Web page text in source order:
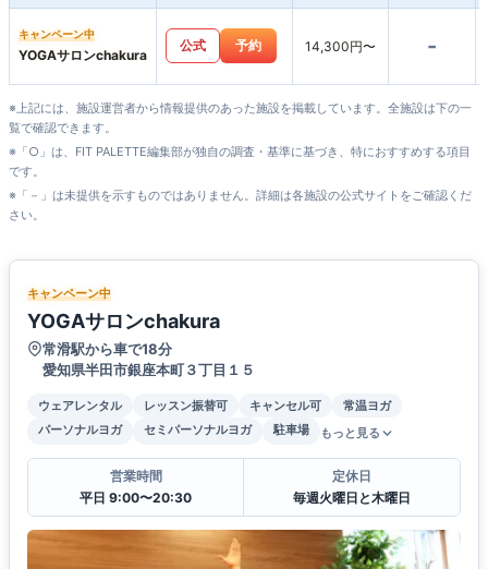
キャンペーン中
YOGAサロンchakura
公式 予約 14,300円〜 -
※上記には、施設運営者から情報提供のあった施設を掲載しています。全施設は下の一
覧で確認できます。
※「○」は、FIT PALETTE編集部が独自の調査・基準に基づき、特におすすめする項目
です。
※「－」は未提供を示すものではありません。詳細は各施設の公式サイトをご確認くだ
さい。
キャンペーン中
YOGAサロンchakura
常滑駅から車で18分
愛知県半田市銀座本町３丁目１５
ウェアレンタル レッスン振替可 キャンセル可
常温ヨガ
パーソナルヨガ
セミパーソナルヨガ 駐車場 もっと見る
営業時間
平日 9:00〜20:30
定休日
毎週火曜日と木曜日